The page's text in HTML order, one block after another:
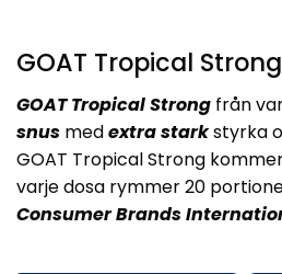
GOAT Tropical Strong
GOAT Tropical Strong från
snus medextra starkstyrka
GOAT Tropical Strong
varje dosa rymmer 20
Consumer Brands